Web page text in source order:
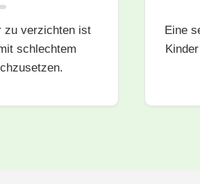
zu verzichten ist
schlechtem
Eine